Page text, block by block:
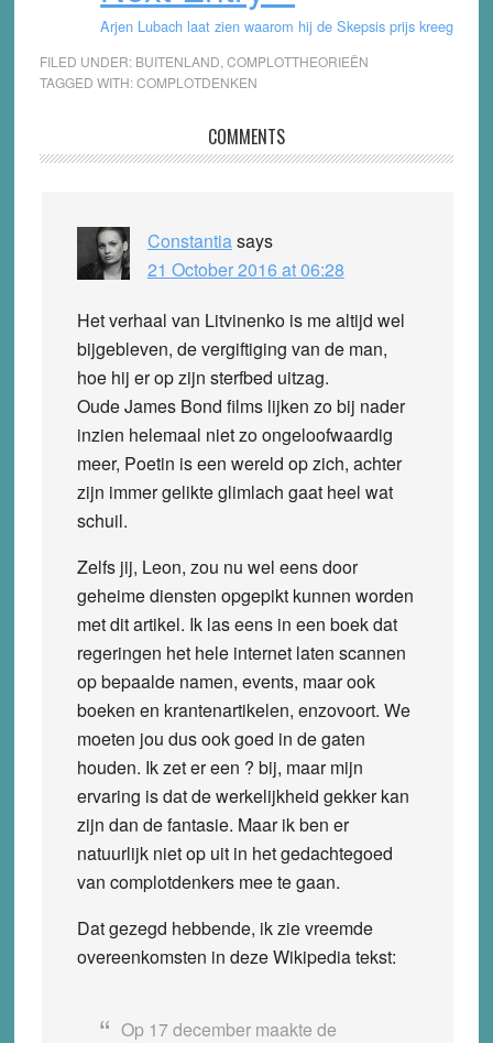
Arjen Lubach laat zien waarom hij de Skepsis prijs kreeg
FILED UNDER: BUITENLAND COMPLOTTHEORIEËN
TAGGED WITH:COMPLOTDENKEN
Interactions
COMMENTS
Constantiasays
21 October 2016 at 06:28
Het verhaal van Litvinenko is me altijd wel
bijgebleven, de vergiftiging van de man,
hoe hij er op zijn sterfbed uitzag.
Oude James Bond films lijken zo bij nader
inzien helemaal niet zo ongeloofwaardig
meer, Poetin is een wereld op zich, achter
zijn immer gelikte glimlach gaat heel wat
schuil.
Zelfs jij, Leon, zou nu wel eens door
geheime diensten opgepikt kunnen worden
met dit artikel. Ik las eens in een boek dat
regeringen het hele internet laten scannen
op bepaalde namen, events, maar ook
boeken en krantenartikelen, enzovoort. We
moeten jou dus ook goed in de gaten
houden. Ik zet er een ? bij, maar mijn
ervaring is dat de werkelijkheid gekker kan
zijn dan de fantasie. Maar ik ben er
natuurlijk niet op uit in het gedachtegoed
van complotdenkers mee te gaan.
Dat gezegd hebbende, ik zie vreemde
overeenkomsten in deze Wikipedia tekst:
Op 17 december maakte de